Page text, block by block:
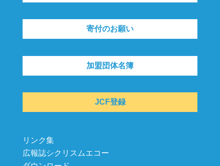
寄付のお願い
加盟団体名簿
JCF登録
リンク集
広報誌シクリスムエコー